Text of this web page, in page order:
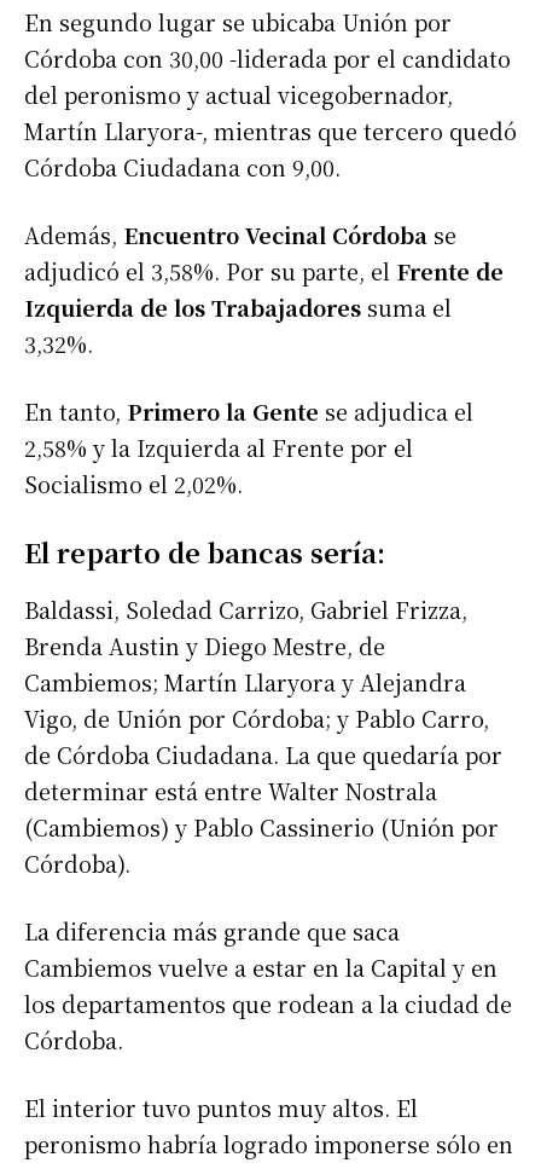
En segundo lugar se ubicaba Unión por
Córdoba con 30,00 -liderada por el candidato
del peronismo y actual vicegobernador,
Martín Llaryora-, mientras que tercero quedó
Córdoba Ciudadana con 9,00.
Además, Encuentro Vecinal Córdoba se
adjudicó el 3,58%. Por su parte, el Frente de
Izquierda de los Trabajadores suma el
3,32%.
En tanto, Primero la Gente se adjudica el
2,58% y la Izquierda al Frente por el
Socialismo el 2,02%.
El reparto de bancas sería:
Baldassi, Soledad Carrizo, Gabriel Frizza,
Brenda Austin y Diego Mestre, de
Cambiemos; Martín Llaryora y Alejandra
Vigo, de Unión por Córdoba; y Pablo Carro,
de Córdoba Ciudadana. La que quedaría por
determinar está entre Walter Nostrala
(Cambiemos) y Pablo Cassinerio (Unión por
Córdoba).
La diferencia más grande que saca
Cambiemos vuelve a estar en la Capital y en
los departamentos que rodean a la ciudad de
Córdoba.
El interior tuvo puntos muy altos. El
peronismo habría logrado imponerse sólo en